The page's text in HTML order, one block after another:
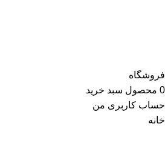
فروشگاه
0 محصول سبد خرید
حساب کاربری من
خانه